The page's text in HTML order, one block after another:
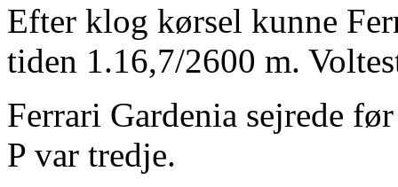
Efter klog kørsel kunne
tiden 1.16,7/2600 m.
Ferrari Gardenia sejrede
P var tredje.